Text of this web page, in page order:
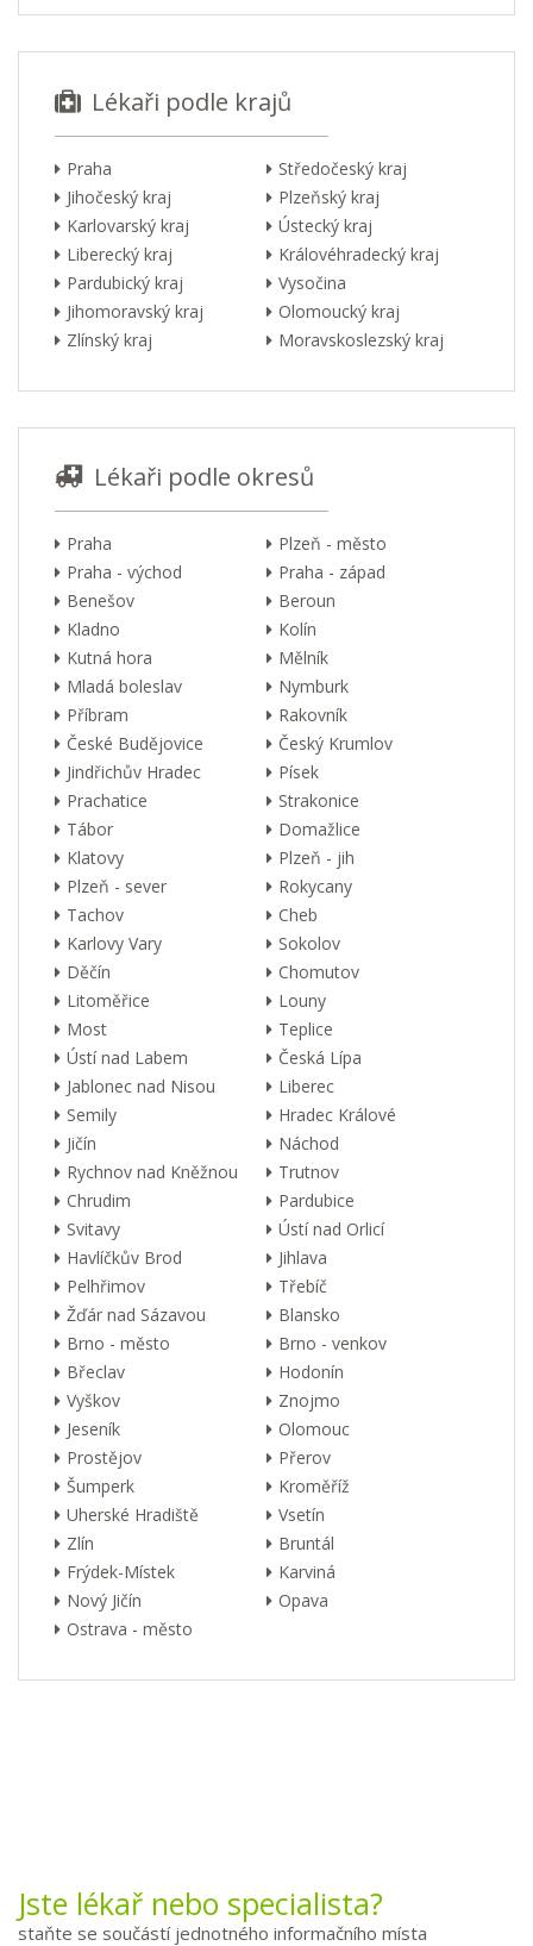
Lékaři podle krajů
Praha
Středočeský kraj
Jihočeský kraj
Plzeňský kraj
Karlovarský kraj
Ústecký kraj
Liberecký kraj
Královéhradecký kraj
Pardubický kraj
Vysočina
Jihomoravský kraj
Olomoucký kraj
Zlínský kraj
Moravskoslezský kraj
Lékaři podle okresů
Praha
Plzeň - město
Praha - východ
Praha - západ
Benešov
Beroun
Kladno
Kolín
Kutná hora
Mělník
Mladá boleslav
Nymburk
Příbram
Rakovník
České Budějovice
Český Krumlov
Jindřichův Hradec
Písek
Prachatice
Strakonice
Tábor
Domažlice
Klatovy
Plzeň - jih
Plzeň - sever
Rokycany
Tachov
Cheb
Karlovy Vary
Sokolov
Děčín
Chomutov
Litoměřice
Louny
Most
Teplice
Ústí nad Labem
Česká Lípa
Jablonec nad Nisou
Liberec
Semily
Hradec Králové
Jičín
Náchod
Rychnov nad Kněžnou
Trutnov
Chrudim
Pardubice
Svitavy
Ústí nad Orlicí
Havlíčkův Brod
Jihlava
Pelhřimov
Třebíč
Žďár nad Sázavou
Blansko
Brno - město
Brno - venkov
Břeclav
Hodonín
Vyškov
Znojmo
Jeseník
Olomouc
Prostějov
Přerov
Šumperk
Kroměříž
Uherské Hradiště
Vsetín
Zlín
Bruntál
Frýdek-Místek
Karviná
Nový Jičín
Opava
Ostrava - město
Jste lékař nebo specialista?
staňte se součástí jednotného informačního místa